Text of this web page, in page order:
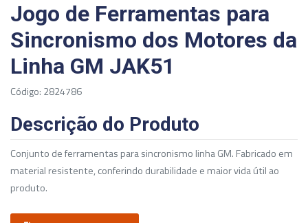
Jogo de Ferramentas para
Sincronismo dos Motores da
Linha GM JAK51
Código: 2824786
Descrição do Produto
Conjunto de ferramentas para sincronismo linha GM. Fabricado em
material resistente, conferindo durabilidade e maior vida útil ao
produto.